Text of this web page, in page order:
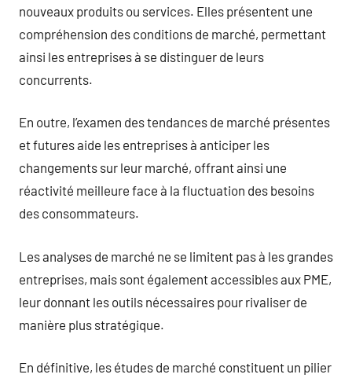
nouveaux produits ou services. Elles présentent une
compréhension des conditions de marché, permettant
ainsi les entreprises à se distinguer de leurs
concurrents.
En outre, l’examen des tendances de marché présentes
et futures aide les entreprises à anticiper les
changements sur leur marché, offrant ainsi une
réactivité meilleure face à la fluctuation des besoins
des consommateurs.
Les analyses de marché ne se limitent pas à les grandes
entreprises, mais sont également accessibles aux PME,
leur donnant les outils nécessaires pour rivaliser de
manière plus stratégique.
En définitive, les études de marché constituent un pilier